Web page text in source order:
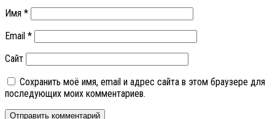
Имя *
Email *
Сайт
Сохранить моё имя, email и адрес сайта в этом браузере для
последующих моих комментариев.